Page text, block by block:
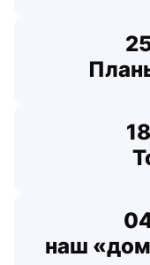
наш